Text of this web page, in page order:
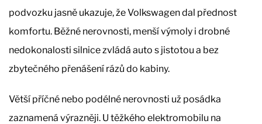
podvozku jasně ukazuje, že Volkswagen dal přednost
komfortu. Běžné nerovnosti, menší výmoly i drobné
nedokonalosti silnice zvládá auto s jistotou a bez
zbytečného přenášení rázů do kabiny.
Větší příčné nebo podélné nerovnosti už posádka
zaznamená výrazněji. U těžkého elektromobilu na